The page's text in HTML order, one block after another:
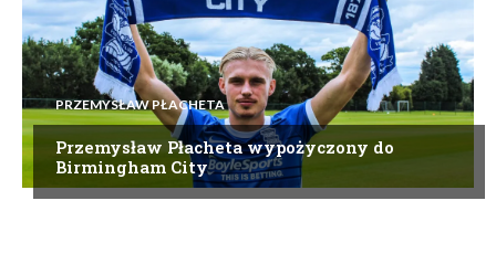
PRZEMYSŁAW PŁACHETA
Przemysław Płacheta wypożyczony do
Birmingham City